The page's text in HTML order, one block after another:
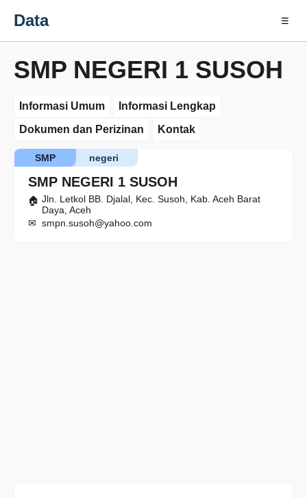
Data ☰
SMP NEGERI 1 SUSOH
Informasi Umum
Informasi Lengkap
Dokumen dan Perizinan
Kontak
SMP NEGERI 1 SUSOH
negeri
SMP
Jln. Letkol BB. Djalal, Kec. Susoh, Kab. Aceh Barat
Daya, Aceh
smpn.susoh@yahoo.com